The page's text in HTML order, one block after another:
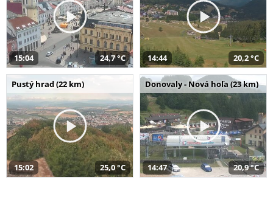
15:04 24,7 °C 14:44 20,2 °C
Pustý hrad (22 km)
15:02 25,0 °C
Donovaly - Nová hoľa (23 km)
14:47 20,9 °C